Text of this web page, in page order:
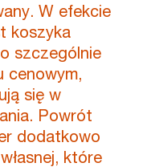
W efekcie
koszyka
szczególnie
cenowym,
się w
Powrót
dodatkowo
które